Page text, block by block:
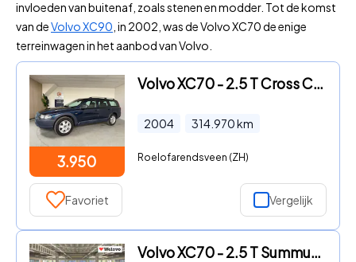
invloeden van buitenaf, zoals stenen en modder. Tot de komst
van deVolvo XC90 , in 2002, was de Volvo XC70 de enige
terreinwagen in het aanbod van Volvo.
3.950
Volvo XC70 - 2.5 T Cross Country Comf. Line Airco, LMV, Automaat, Lederen
2004 314.970km
Roelofarendsveen (ZH)
Favoriet Vergelijk
Volvo XC70 - 2.5 T Summum Schuifdak, leder, electr. verst. stoelen....